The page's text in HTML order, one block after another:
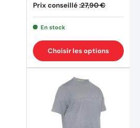
Prix conseillé :27,90 €
En stock
Choisir les options